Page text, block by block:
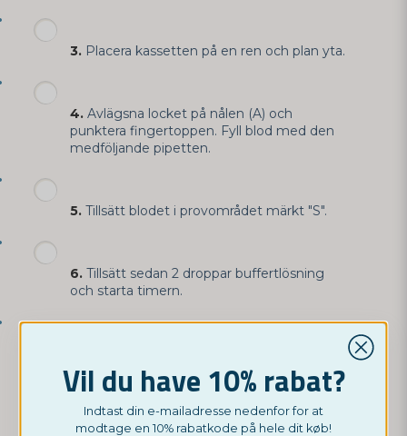
3. Placera kassetten på en ren och plan yta.
4. Avlägsna locket på nålen (A) och
punktera fingertoppen. Fyll blod med den
medföljande pipetten.
5. Tillsätt blodet i provområdet märkt "S".
6. Tillsätt sedan 2 droppar buffertlösning
och starta timern.
Avläs resultatet efter 10 minuter. Positiva
resultat kan vara synliga redan efter 1 minut.
Tolka inte resultatet efter 20 minuter.
Vil du have 10% rabat?
Indtast din e-mailadresse nedenfor for at
modtage en 10% rabatkode på hele dit køb!